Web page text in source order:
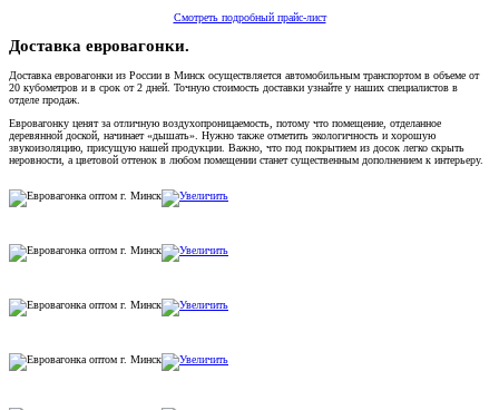
Смотреть подробный прайс-лист
Доставка евровагонки.
Доставка евровагонки из России в Минск осуществляется автомобильным транспортом в объеме от
20 кубометров и в срок от 2 дней. Точную стоимость доставки узнайте у наших специалистов в
отделе продаж.
Евровагонку ценят за отличную воздухопроницаемость, потому что помещение, отделанное
деревянной доской, начинает «дышать». Нужно также отметить экологичность и хорошую
звукоизоляцию, присущую нашей продукции. Важно, что под покрытием из досок легко скрыть
неровности, а цветовой оттенок в любом помещении станет существенным дополнением к интерьеру.